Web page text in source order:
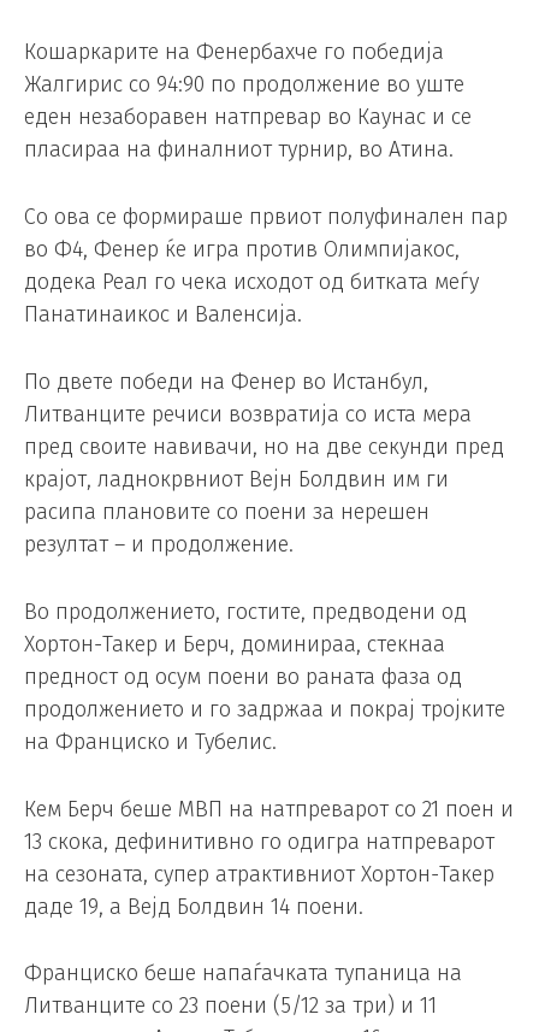
Кошаркарите на Фенербахче го победија
Жалгирис со 94:90 по продолжение во уште
еден незаборавен натпревар во Каунас и се
пласираа на финалниот турнир, во Атина.
Со ова се формираше првиот полуфинален пар
во Ф4, Фенер ќе игра против Олимпијакос,
додека Реал го чека исходот од битката меѓу
Панатинаикос и Валенсија.
По двете победи на Фенер во Истанбул,
Литванците речиси возвратија со иста мера
пред своите навивачи, но на две секунди пред
крајот, ладнокрвниот Вејн Болдвин им ги
расипа плановите со поени за нерешен
резултат – и продолжение.
Во продолжението, гостите, предводени од
Хортон-Такер и Берч, доминираа, стекнаа
предност од осум поени во раната фаза од
продолжението и го задржаа и покрај тројките
на Франциско и Тубелис.
Кем Берч беше MВП на натпреварот со 21 поен и
13 скока, дефинитивно го одигра натпреварот
на сезоната, супер атрактивниот Хортон-Такер
даде 19, а Вејд Болдвин 14 поени.
Франциско беше напаѓачката тупаница на
Литванците со 23 поени (5/12 за три) и 11